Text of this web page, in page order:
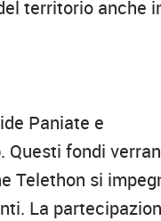
territorio anche
Paniate e
. Questi fondi
Telethon si
La